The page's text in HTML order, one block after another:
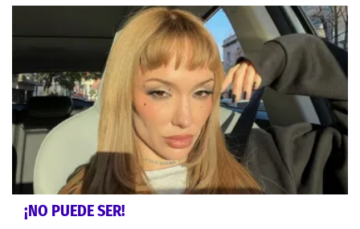
¡NO PUEDE SER!